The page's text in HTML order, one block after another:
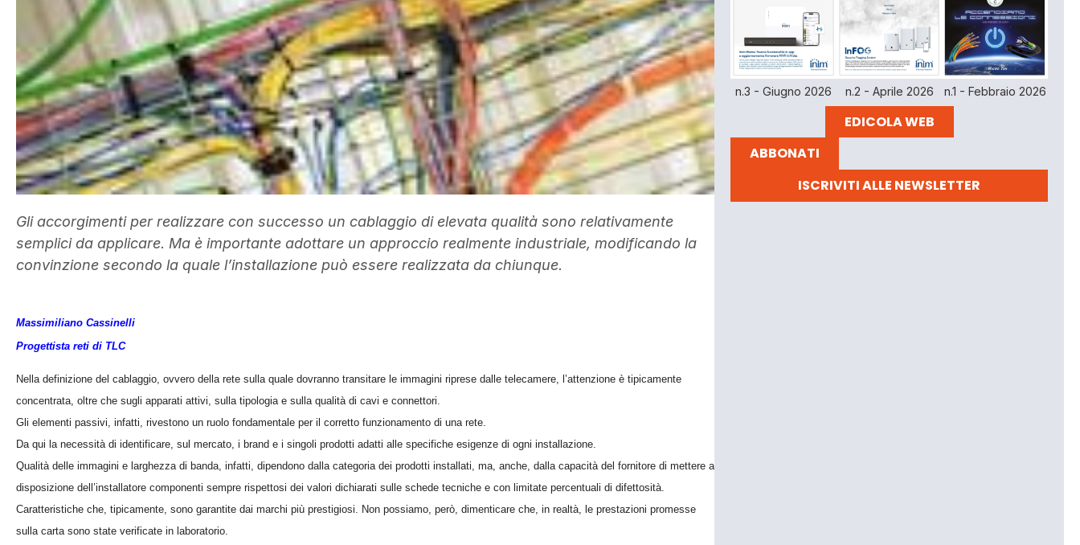
Gli accorgimenti per realizzare con successo un cablaggio di elevata qualità sono relativamente
semplici da applicare. Ma è importante adottare un approccio realmente industriale, modificando la
convinzione secondo la quale l’installazione può essere realizzata da chiunque.
Massimiliano Cassinelli
Progettista reti di TLC
Nella definizione del cablaggio, ovvero della rete sulla quale dovranno transitare le immagini riprese dalle telecamere, l’attenzione è tipicamente
concentrata, oltre che sugli apparati attivi, sulla tipologia e sulla qualità di cavi e connettori.
Gli elementi passivi, infatti, rivestono un ruolo fondamentale per il corretto funzionamento di una rete.
Da qui la necessità di identificare, sul mercato, i brand e i singoli prodotti adatti alle specifiche esigenze di ogni installazione.
Qualità delle immagini e larghezza di banda, infatti, dipendono dalla categoria dei prodotti installati, ma, anche, dalla capacità del fornitore di mettere a
disposizione dell’installatore componenti sempre rispettosi dei valori dichiarati sulle schede tecniche e con limitate percentuali di difettosità.
Caratteristiche che, tipicamente, sono garantite dai marchi più prestigiosi. Non possiamo, però, dimenticare che, in realtà, le prestazioni promesse
sulla carta sono state verificate in laboratorio.
n.3 - Giugno 2026 n.2 - Aprile 2026 n.1 - Febbraio 2026
EDICOLA WEB
ABBONATI
ISCRIVITI ALLE NEWSLETTER